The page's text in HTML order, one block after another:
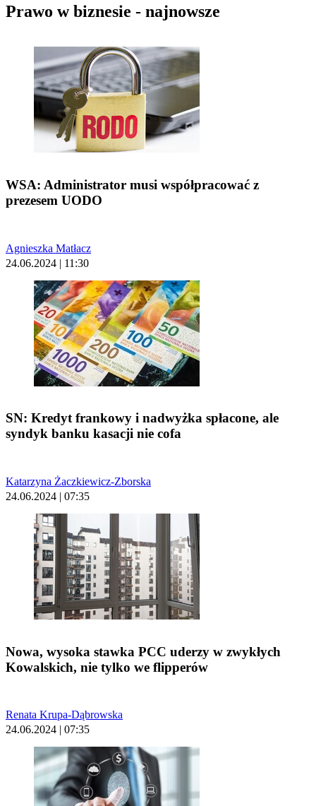
Prawo w biznesie - najnowsze
WSA: Administrator musi współpracować z
prezesem UODO
Agnieszka Matłacz
24.06.2024 | 11:30
SN: Kredyt frankowy i nadwyżka spłacone, ale
syndyk banku kasacji nie cofa
Katarzyna Żaczkiewicz-Zborska
24.06.2024 | 07:35
Nowa, wysoka stawka PCC uderzy w zwykłych
Kowalskich, nie tylko we flipperów
Renata Krupa-Dąbrowska
24.06.2024 | 07:35